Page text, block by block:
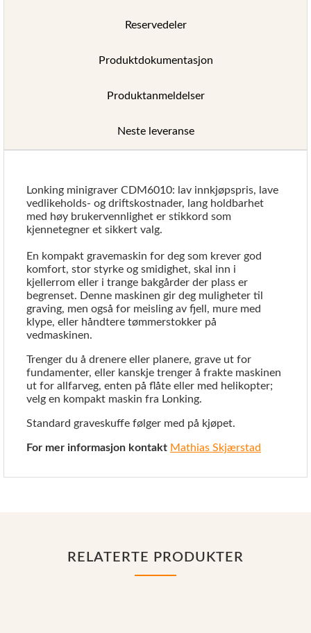
Reservedeler
Produktdokumentasjon
Produktanmeldelser
Neste leveranse
Lonking minigraver CDM6010: lav innkjøpspris, lave
vedlikeholds- og driftskostnader, lang holdbarhet
med høy brukervennlighet er stikkord som
kjennetegner et sikkert valg.
En kompakt gravemaskin for deg som krever god
komfort, stor styrke og smidighet, skal inn i
kjellerrom eller i trange bakgårder der plass er
begrenset. Denne maskinen gir deg muligheter til
graving, men også for meisling av fjell, mure med
klype, eller håndtere tømmerstokker på
vedmaskinen.
Trenger du å drenere eller planere, grave ut for
fundamenter, eller kanskje trenger å frakte maskinen
ut for allfarveg, enten på flåte eller med helikopter;
velg en kompakt maskin fra Lonking.
Standard graveskuffe følger med på kjøpet.
For mer informasjon kontakt Mathias Skjærstad
RELATERTE PRODUKTER